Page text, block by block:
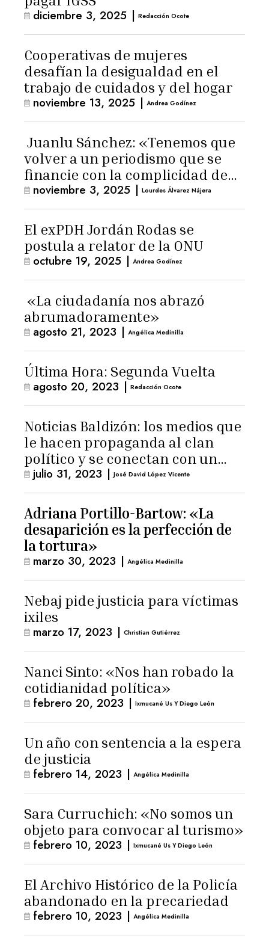
diciembre 3, 2025 | Redacción Ocote
Cooperativas de mujeres
desafían la desigualdad en el
trabajo de cuidados y del hogar
noviembre 13, 2025 | Andrea Godínez
Juanlu Sánchez: «Tenemos que
volver a un periodismo que se
financie con la complicidad de
los lectores»
noviembre 3, 2025 | Lourdes Álvarez Nájera
El exPDH Jordán Rodas se
postula a relator de la ONU
octubre 19, 2025 | Andrea Godínez
«La ciudadanía nos abrazó
abrumadoramente»
agosto 21, 2023 | Angélica Medinilla
Última Hora: Segunda Vuelta
agosto 20, 2023 | Redacción Ocote
Noticias Baldizón: los medios que
le hacen propaganda al clan
político y se conectan con un
hombre de confianza de
Giammattei
julio 31, 2023 | José David López Vicente
Adriana Portillo-Bartow: «La
desaparición es la perfección de
la tortura»
marzo 30, 2023 | Angélica Medinilla
Nebaj pide justicia para víctimas
ixiles
marzo 17, 2023 | Christian Gutiérrez
Nanci Sinto: «Nos han robado la
cotidianidad política»
febrero 20, 2023 | Ixmucané Us Y Diego León
Un año con sentencia a la espera
de justicia
febrero 14, 2023 | Angélica Medinilla
Sara Curruchich: «No somos un
objeto para convocar al turismo»
febrero 10, 2023 | Ixmucané Us Y Diego León
El Archivo Histórico de la Policía
abandonado en la precariedad
febrero 10, 2023 | Angélica Medinilla